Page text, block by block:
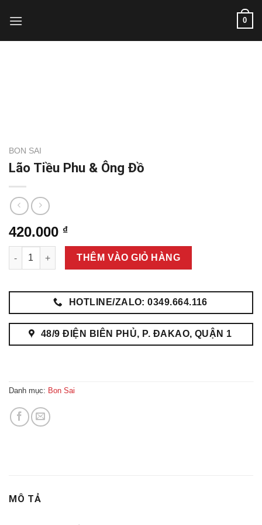
0
BON SAI
Lão Tiều Phu & Ông Đồ
420.000 ₫
Lão Tiều Phu & Ông Đồ số lượng
THÊM VÀO GIỎ HÀNG
HOTLINE/ZALO: 0349.664.116
48/9 ĐIỆN BIÊN PHỦ, P. ĐAKAO, QUẬN 1
Danh mục: Bon Sai
MÔ TẢ